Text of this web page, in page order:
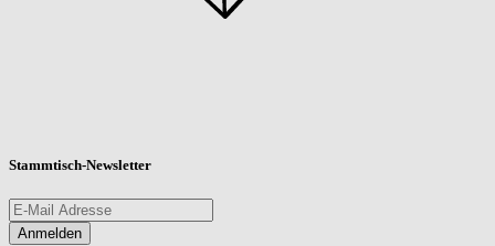
Stammtisch-Newsletter